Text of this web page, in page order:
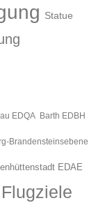
Statue
EDQA Barth EDBH
Brandensteinsebene
EDAE
Flugziele